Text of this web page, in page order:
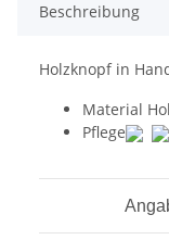
Beschreibung
Holzknopf in
Material
Pflege